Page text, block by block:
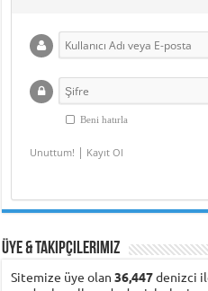
Beni hatırla
Unuttum! | Kayıt Ol
Üye & Takipçilerimiz
Sitemize üye olan36,447denizci